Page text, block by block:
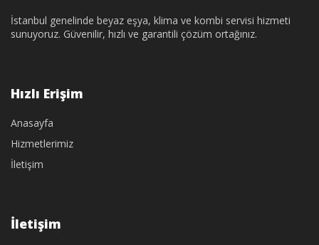
İstanbul genelinde beyaz eşya, klima ve kombi servisi hizmeti
sunuyoruz. Güvenilir, hızlı ve garantili çözüm ortağınız.
Hızlı Erişim
Anasayfa
Hizmetlerimiz
İletişim
İletişim